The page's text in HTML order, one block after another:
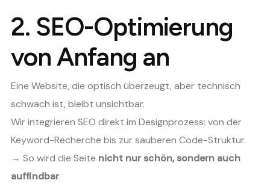
2. SEO-Optimierung
von Anfang an
Eine Website, die optisch überzeugt, aber technisch
schwach ist, bleibt unsichtbar.
Wir integrieren SEO direkt im Designprozess: von der
Keyword-Recherche bis zur sauberen Code-Struktur.
→ So wird die Seite nicht nur schön, sondern auch
auffindbar.